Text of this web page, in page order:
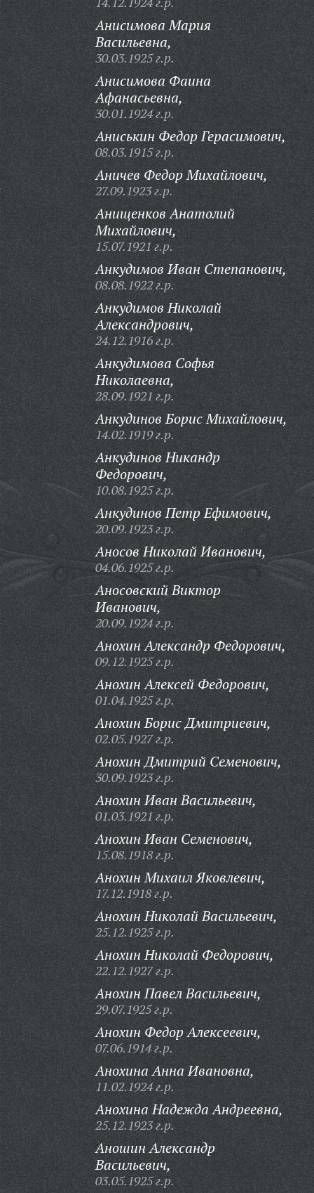
Анисимова Мария
Васильевна,
30.03.1925 г.р.
Анисимова Фаина
Афанасьевна,
30.01.1924 г.р.
Аниськин Федор Герасимович,
08.03.1915 г.р.
Аничев Федор Михайлович,
27.09.1923 г.р.
Анищенков Анатолий
Михайлович,
15.07.1921 г.р.
Анкудимов Иван Степанович,
08.08.1922 г.р.
Анкудимов Николай
Александрович,
24.12.1916 г.р.
Анкудимова Софья
Николаевна,
28.09.1921 г.р.
Анкудинов Борис Михайлович,
14.02.1919 г.р.
Анкудинов Никандр
Федорович,
10.08.1925 г.р.
Анкудинов Петр Ефимович,
20.09.1923 г.р.
Аносов Николай Иванович,
04.06.1925 г.р.
Аносовский Виктор
Иванович,
20.09.1924 г.р.
Анохин Александр Федорович,
09.12.1925 г.р.
Анохин Алексей Федорович,
01.04.1925 г.р.
Анохин Борис Дмитриевич,
02.05.1927 г.р.
Анохин Дмитрий Семенович,
30.09.1923 г.р.
Анохин Иван Васильевич,
01.03.1921 г.р.
Анохин Иван Семенович,
15.08.1918 г.р.
Анохин Михаил Яковлевич,
17.12.1918 г.р.
Анохин Николай Васильевич,
25.12.1925 г.р.
Анохин Николай Федорович,
22.12.1927 г.р.
Анохин Павел Васильевич,
29.07.1925 г.р.
Анохин Федор Алексеевич,
07.06.1914 г.р.
Анохина Анна Ивановна,
11.02.1924 г.р.
Анохина Надежда Андреевна,
25.12.1923 г.р.
Аношин Александр
Васильевич,
03.05.1925 г.р.